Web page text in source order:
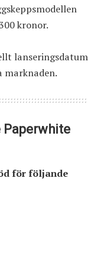
kronor.
lanseringsdatum
marknaden.
för följande